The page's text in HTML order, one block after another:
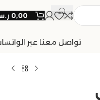
0,00
تواصل معنا عبر